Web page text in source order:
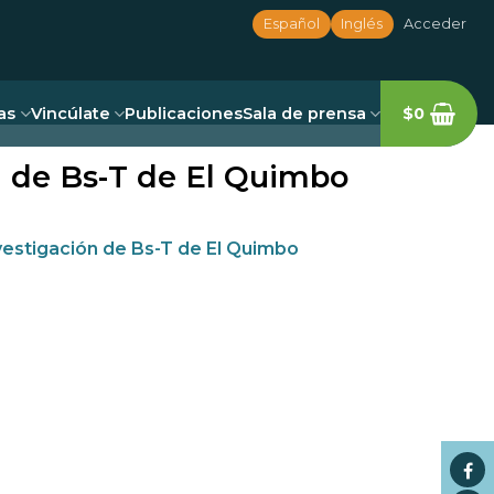
Español Inglés Acceder
Vincúlate PublicacionesSala de prensa $0
Bs-T de El Quimbo
de Bs-T de El Quimbo